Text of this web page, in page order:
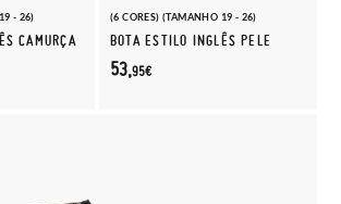
- 26)
CAMURÇA
(6 CORES) (TAMANHO 19 - 26)
BOTA ESTILO INGLÊS PELE
53,95€